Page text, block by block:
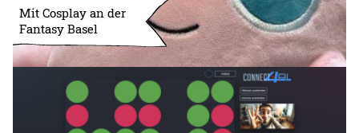
Mit Cosplay an der
Fantasy Basel